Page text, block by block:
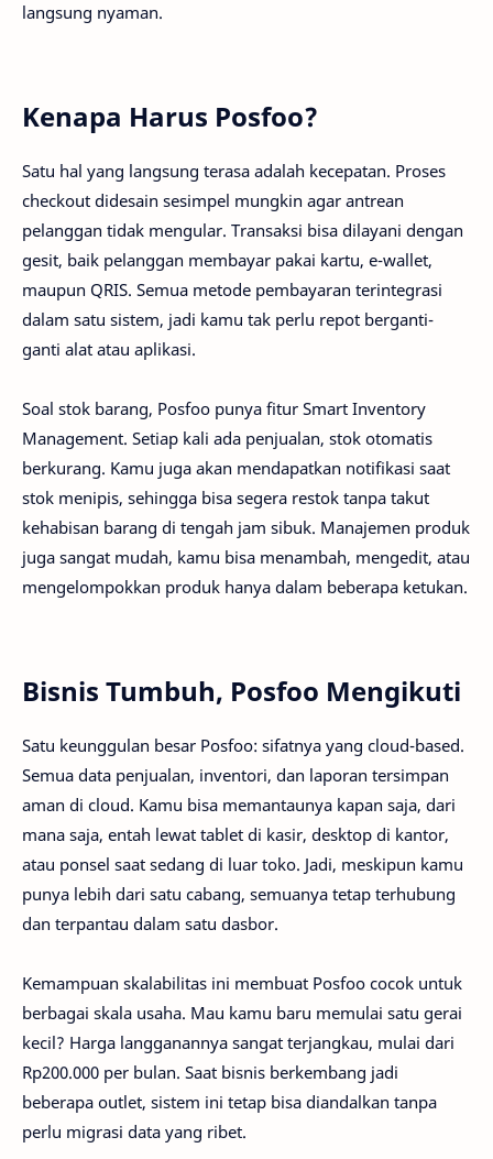
langsung nyaman.
Kenapa Harus Posfoo?
Satu hal yang langsung terasa adalah kecepatan. Proses
checkout didesain sesimpel mungkin agar antrean
pelanggan tidak mengular. Transaksi bisa dilayani dengan
gesit, baik pelanggan membayar pakai kartu, e-wallet,
maupun QRIS. Semua metode pembayaran terintegrasi
dalam satu sistem, jadi kamu tak perlu repot berganti-
ganti alat atau aplikasi.
Soal stok barang, Posfoo punya fitur Smart Inventory
Management. Setiap kali ada penjualan, stok otomatis
berkurang. Kamu juga akan mendapatkan notifikasi saat
stok menipis, sehingga bisa segera restok tanpa takut
kehabisan barang di tengah jam sibuk. Manajemen produk
juga sangat mudah, kamu bisa menambah, mengedit, atau
mengelompokkan produk hanya dalam beberapa ketukan.
Bisnis Tumbuh, Posfoo Mengikuti
Satu keunggulan besar Posfoo: sifatnya yang cloud-based.
Semua data penjualan, inventori, dan laporan tersimpan
aman di cloud. Kamu bisa memantaunya kapan saja, dari
mana saja, entah lewat tablet di kasir, desktop di kantor,
atau ponsel saat sedang di luar toko. Jadi, meskipun kamu
punya lebih dari satu cabang, semuanya tetap terhubung
dan terpantau dalam satu dasbor.
Kemampuan skalabilitas ini membuat Posfoo cocok untuk
berbagai skala usaha. Mau kamu baru memulai satu gerai
kecil? Harga langganannya sangat terjangkau, mulai dari
Rp200.000 per bulan. Saat bisnis berkembang jadi
beberapa outlet, sistem ini tetap bisa diandalkan tanpa
perlu migrasi data yang ribet.